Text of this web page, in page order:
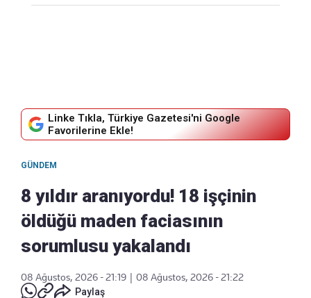
Linke Tıkla, Türkiye Gazetesi'ni Google
Favorilerine Ekle!
GÜNDEM
8 yıldır aranıyordu! 18 işçinin
öldüğü maden faciasının
sorumlusu yakalandı
08 Ağustos, 2026 - 21:19
08 Ağustos, 2026 - 21:22
Paylaş